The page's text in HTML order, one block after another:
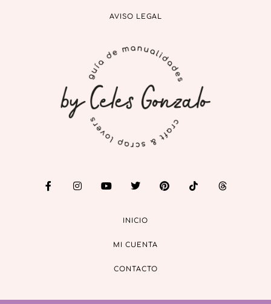
AVISO LEGAL
INICIO
MI CUENTA
CONTACTO